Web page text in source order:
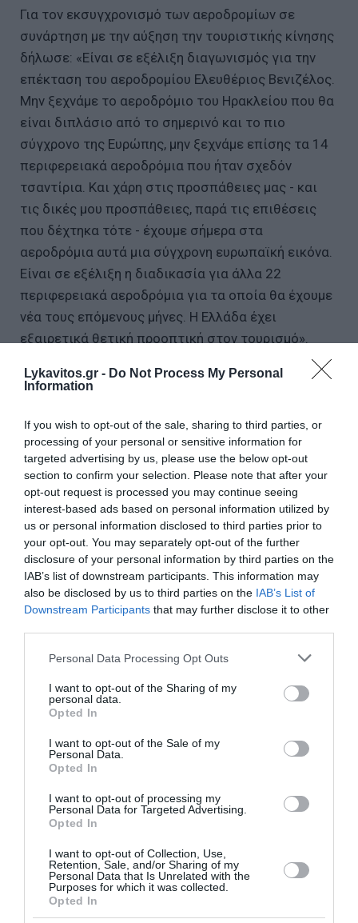
Lykavitos.gr - Do Not Process My Personal
Information
If you wish to opt-out of the sale, sharing to third parties, or
processing of your personal or sensitive information for
targeted advertising by us, please use the below opt-out
section to confirm your selection. Please note that after your
opt-out request is processed you may continue seeing
interest-based ads based on personal information utilized by
us or personal information disclosed to third parties prior to
your opt-out. You may separately opt-out of the further
disclosure of your personal information by third parties on the
IAB’s list of downstream participants. This information may
also be disclosed by us to third parties on the IAB’s List of
Downstream Participants that may further disclose it to other
Please note that this website/app uses one or more Google
not limited to your visit or usage behaviour. You may click to
grant or deny consent to Google and its third-party tags to
use your data for below specified purposes in below Google
consent section.
Personal Data Processing Opt Outs
I want to opt-out of the Sharing of my
personal data.
Opted In
I want to opt-out of the Sale of my
Personal Data.
Opted In
I want to opt-out of processing my
Personal Data for Targeted Advertising.
Opted In
I want to opt-out of Collection, Use,
Retention, Sale, and/or Sharing of my
Personal Data that Is Unrelated with the
Purposes for which it was collected.
Opted In
Για τον εκσυγχρονισμό των αεροδρομίων σε
συνάρτηση με την αύξηση την τουριστικής κίνησης
δήλωσε: «Είναι σε εξέλιξη διαγωνισμός για την
επέκταση του αεροδρομίου Ελευθέριος Βενιζέλος.
Μην ξεχνάμε το αεροδρόμιο του Ηρακλείου που θα
είναι διπλάσιο από το σημερινό και το πιο
σύγχρονο της Ευρώπης, μην ξεχνάμε επίσης τα 14
περιφερειακά αεροδρόμια που ήταν σχεδόν
τσαντίρια. Και χάρη στις προσπάθειες μας - και
τις δικές μου προσπάθειες, παρά τις επιθέσεις
που δέχτηκα τότε - έχουμε σήμερα στα
αεροδρόμια αυτά μια σύγχρονη ευρωπαϊκή εικόνα.
Είναι σε εξέλιξη η διαδικασία για άλλα 22
περιφερειακά αεροδρόμια για τα οποία θα έχουμε
νέα τους επόμενους μήνες. Η Ελλάδα έχει
εξαιρετικά θετική προοπτική στον τουρισμό».
Γεωργιάδης: «Η Καρυστιανού χτίζει κόμμα με
έντονο το φιλορωσικό στοιχείο, στον ΣΥΡΙΖΑ θα
Καρυστιανού: Συνεχίζεται η συλλογή υπογραφών
για την ίδρυση του νέου κόμματος – Πότε θα πάει
στον Άρειο Πάγο
Χρηστίδης: Μισθοί, κυκλοφοριακό, υγεία: Η
πραγματική ατζέντα
Ακολουθήστε το Lykavitos.gr
στο Google News
και μάθετε πρώτοι όλες τις
ειδήσεις
«Σαφάρι» ελέγχων στις παραλίες: 1.500 αυτοψίες, drones
και βαριά πρόστιμα
Χρηστίδης από το εργοτάξιο του Ιλισού: «Τα έργα
παραμένουν ανολοκλήρωτα – Δεν υπάρχουν άλλα
περιθώρια καθυστέρησης»
Ακραία ζέστη στη Μεσόγειο – Τουρίστες αλλάζουν τα
σχέδια των διακοπών τους
Ανδριανός: Άμεσα οι αποζημιώσεις για τους